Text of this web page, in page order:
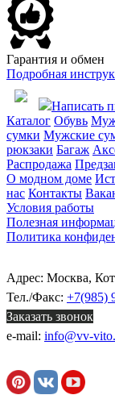
Гарантия и обмен
Подробная
Написать
Каталог Обувь
сумки Мужские
рюкзаки Багаж
Распродажа
О модном доме
нас Контакты
Условия работы
Полезная
Политика
Адрес: Москва,
Тел./Факс: +7(985)
Заказать звонок
e-mail: info@vv-